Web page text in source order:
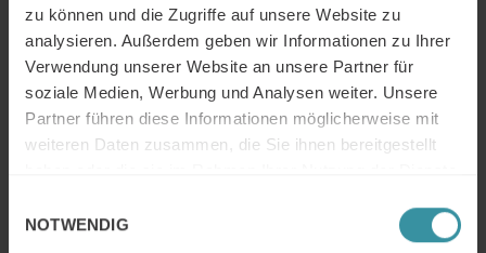
zu können und die Zugriffe auf unsere Website zu
analysieren. Außerdem geben wir Informationen zu Ihrer
Verwendung unserer Website an unsere Partner für
soziale Medien, Werbung und Analysen weiter. Unsere
Partner führen diese Informationen möglicherweise mit
weiteren Daten zusammen, die Sie ihnen bereitgestellt
NOTWENDIG
Informationen zu dem
Thema Vertrieb bzw.
Sales Excellence? Kontaktieren Sie Marcus Redemann:
LinkedIn
Ihnen hat die Episode gefallen? Dann geben Sie uns